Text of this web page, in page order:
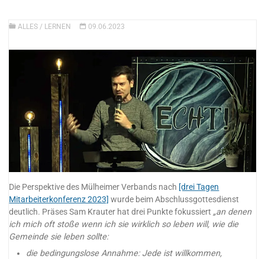
ALLES / LERNEN 09.06.2023
Die Perspektive des Mülheimer Verbands nach [drei Tagen
Mitarbeiterkonferenz 2023] wurde beim Abschlussgottesdienst
deutlich. Präses Sam Krauter hat drei Punkte fokussiert „an denen
ich mich oft stoße wenn ich sie wirklich so leben will, wie die
Gemeinde sie leben sollte:
die bedingungslose Annahme: Jede ist willkommen,